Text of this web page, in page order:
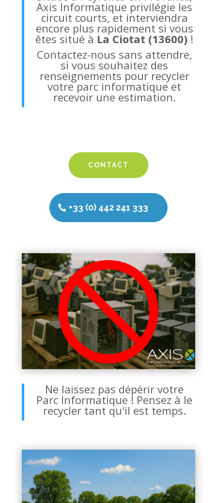
Axis Informatique privilégie les
circuit courts, et interviendra
encore plus rapidement si vous
êtes situé à La Ciotat (13600) !
Contactez-nous sans attendre,
si vous souhaitez des
renseignements pour recycler
votre parc informatique et
recevoir une estimation.
CONTACT
+33 (0) 442 241 333
Ne laissez pas dépérir votre
Parc Informatique ! Pensez à le
recycler tant qu'il est temps.